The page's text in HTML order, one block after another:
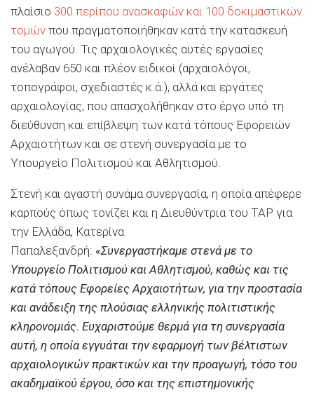
πλαίσιο 300 περίπου ανασκαφών και 100 δοκιμαστικών
τομών που πραγματοποιήθηκαν κατά την κατασκευή
του αγωγού. Τις αρχαιολογικές αυτές εργασίες
ανέλαβαν 650 και πλέον ειδικοί (αρχαιολόγοι,
τοπογράφοι, σχεδιαστές κ.ά.), αλλά και εργάτες
αρχαιολογίας, που απασχολήθηκαν στο έργο υπό τη
διεύθυνση και επίβλεψη των κατά τόπους Εφορειών
Αρχαιοτήτων και σε στενή συνεργασία με το
Υπουργείο Πολιτισμού και Αθλητισμού.
Στενή και αγαστή συνάμα συνεργασία, η οποία απέφερε
καρπούς όπως τονίζει και η Διευθύντρια του ΤΑΡ για
την Ελλάδα, Κατερίνα
Παπαλεξανδρή: «Συνεργαστήκαμε στενά με το
Υπουργείο Πολιτισμού και Αθλητισμού, καθώς και τις
κατά τόπους Εφορείες Αρχαιοτήτων, για την προστασία
και ανάδειξη της πλούσιας ελληνικής πολιτιστικής
κληρονομιάς. Ευχαριστούμε θερμά για τη συνεργασία
αυτή, η οποία εγγυάται την εφαρμογή των βέλτιστων
αρχαιολογικών πρακτικών και την προαγωγή, τόσο του
ακαδημαϊκού έργου, όσο και της επιστημονικής